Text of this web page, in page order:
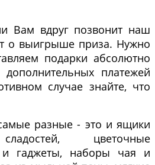
Вам вдруг позвонит наш
о выигрыше приза. Нужно
подарки абсолютно
дополнительных платежей
случае знайте, что
разные - это и ящики
цветочные
и гаджеты, наборы чая и